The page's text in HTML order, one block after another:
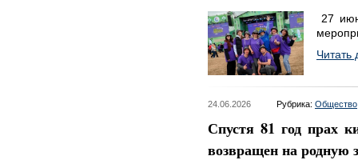
27
Читать
24.06.2026 Рубрика: Общество
Спустя 81 год прах
возвращен на родную